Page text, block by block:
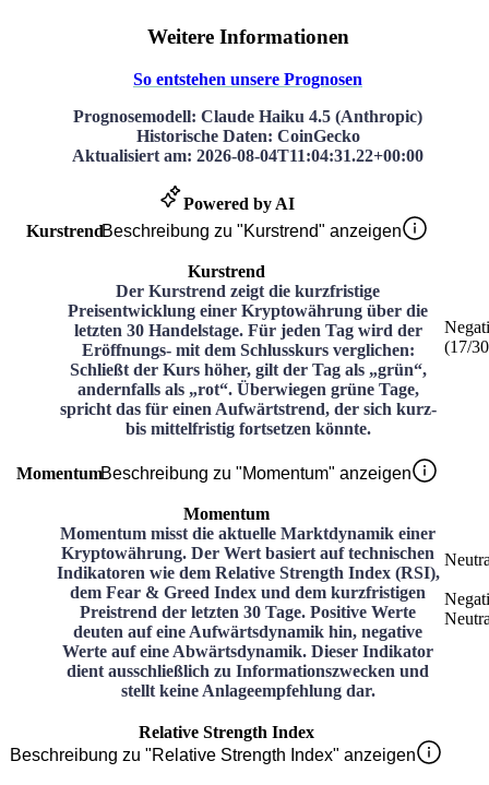
Weitere Informationen
So entstehen unsere Prognosen
Prognosemodell: Claude Haiku 4.5 (Anthropic)
Historische Daten: CoinGecko
Aktualisiert am: 2026-08-04T11:04:31.22+00:00
Powered by AI
KurstrendBeschreibung zu "Kurstrend" anzeigen
Kurstrend
Der Kurstrend zeigt die kurzfristige
Preisentwicklung einer Kryptowährung über die
letzten 30 Handelstage. Für jeden Tag wird der
Eröffnungs- mit dem Schlusskurs verglichen:
Schließt der Kurs höher, gilt der Tag als „grün“,
andernfalls als „rot“. Überwiegen grüne Tage,
spricht das für einen Aufwärtstrend, der sich kurz-
bis mittelfristig fortsetzen könnte.
(17/
MomentumBeschreibung zu "Momentum" anzeigen
Momentum
Momentum misst die aktuelle Marktdynamik einer
Kryptowährung. Der Wert basiert auf technischen
Indikatoren wie dem Relative Strength Index (RSI),
dem Fear & Greed Index und dem kurzfristigen
Preistrend der letzten 30 Tage. Positive Werte
deuten auf eine Aufwärtsdynamik hin, negative
Werte auf eine Abwärtsdynamik. Dieser Indikator
dient ausschließlich zu Informationszwecken und
stellt keine Anlageempfehlung dar.
Relative Strength Index
Beschreibung zu "Relative Strength Index" anzeigen